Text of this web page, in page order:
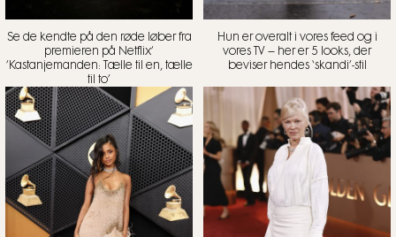
Se de kendte på den røde løber fra
premieren på Netflix’
’Kastanjemanden: Tælle til en, tælle
til to’
Hun er overalt i vores feed og i
vores TV – her er 5 looks, der
beviser hendes ‘skandi’-stil